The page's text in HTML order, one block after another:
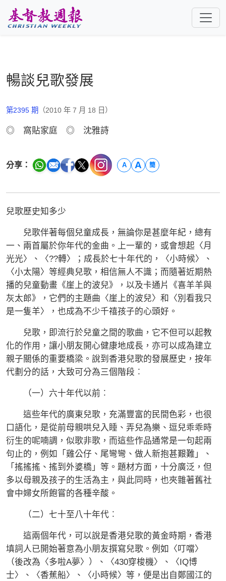
暢談兒歌發展
第2395 期 （2010 年 7 月 18 日）
◎ 窩貼家庭 ◎ 沈雅詩
分享： A A 簡
兒歌歷史知多少
兒歌伴著每個兒童成長，無論你是甚麼年紀，總有
一、兩首屬於你年代的金曲。上一輩的，或會想起〈月
光光〉、〈??轉〉；成長於七十年代的，〈小時候〉、
〈小太陽〉等經典兒歌，相信無人不識；而隨著近期熱
播的兒童動畫《崖上的波兒》，以及卡通片《喜羊羊與
灰太郎》，它們的主題曲〈崖上的波兒〉和〈別看我只
是一隻羊〉，也成為不少千禧孩子的心頭好。
兒歌，即流行於兒童之間的歌曲，它不但可以起教
化的作用，讓小朋友開心健康地成長，亦可以成為建立
親子關係的重要橋梁。說到香港兒歌的發展歷史，按年
代劃分的話，大致可分為三個階段︰
（一）六十年代以前︰
這些年代的廣東兒歌，充滿豐富的民間色彩，也很
口語化，是從前母親哄兒入睡、弄兒為樂、逗兒乖乖時
衍生的呢喃調，似歌非歌，而這些作品通常是一句起兩
句止的，例如「雞公仔、尾彎彎、做人新抱甚艱難」、
「搖搖搖、搖到外婆橋」等。題材方面，十分廣泛，但
多以母親及孩子的生活為主，與此同時，也夾雜著舊社
會中婦女所飽嘗的各種辛酸。
（二）七十至八十年代︰
這兩個年代，可以說是香港兒歌的黃金時期，香港
填詞人已開始著意為小朋友撰寫兒歌。例如〈叮噹〉
（後改為〈多啦A夢〉）、〈430穿梭機〉、〈IQ博
士〉、〈香蕉船〉、〈小時候〉等，便是出自鄭國江的